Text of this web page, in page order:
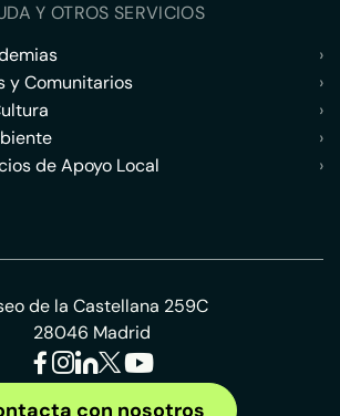
Y OTROS SERVICIOS
›
y Comunitarios
›
›
›
de Apoyo Local
›
de la Castellana 259C
28046 Madrid
con nosotros